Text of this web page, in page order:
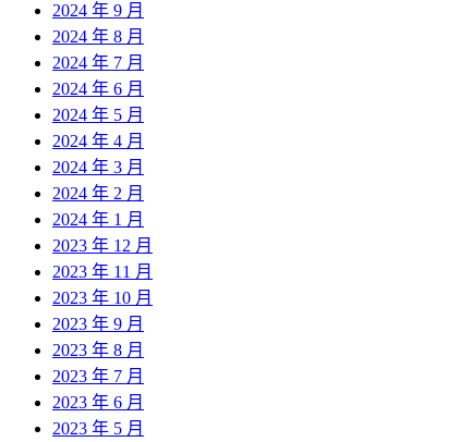
2024 年 9 月
2024 年 8 月
2024 年 7 月
2024 年 6 月
2024 年 5 月
2024 年 4 月
2024 年 3 月
2024 年 2 月
2024 年 1 月
2023 年 12 月
2023 年 11 月
2023 年 10 月
2023 年 9 月
2023 年 8 月
2023 年 7 月
2023 年 6 月
2023 年 5 月